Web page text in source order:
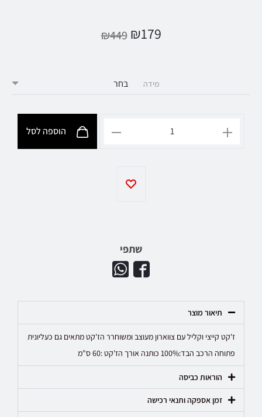
₪449 ₪179
מידה
שתפי
תיאור מוצר
ז'קט קייצי וקליל עם צווארון מעוצב ומשוחרר הז'קט מתאים גם כעליונית
פתוחה הרכב הבד:100% כותנה אורך הז'קט :60 ס"מ
הוראות כביסה
זמן אספקה ותנאי רכישה